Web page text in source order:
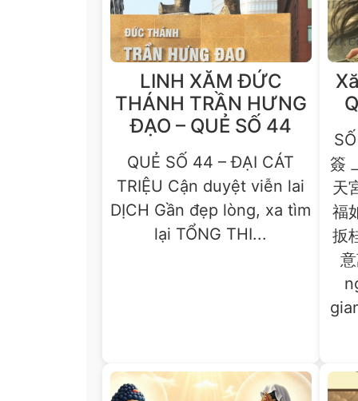
LINH XĂM ĐỨC
THÁNH TRẦN HƯNG
ĐẠO – QUẺ SỐ 44
QUẺ SỐ 44 – ĐẠI CÁT
TRIỆU Cận duyệt viễn lai
DỊCH Gần đẹp lòng, xa tìm
lại TỔNG THI...
簽
天
福
扳